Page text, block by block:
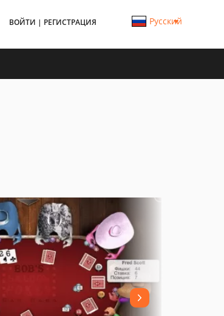
ВОЙТИ | РЕГИСТРАЦИЯ Русский